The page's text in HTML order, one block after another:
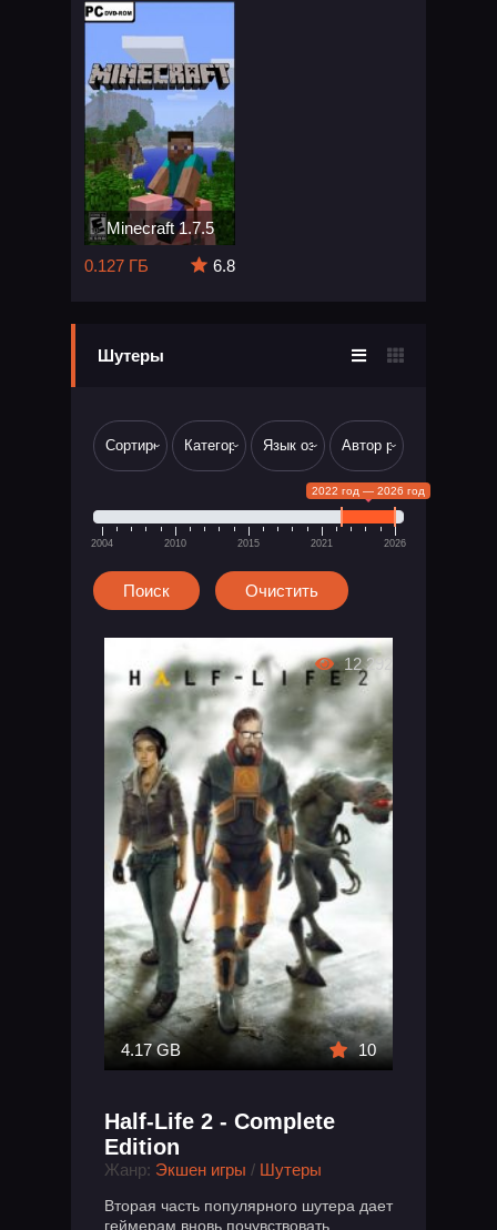
Minecraft 1.7.5
0.127 ГБ
6.8
Шутеры
2022 год — 2026 год
2004 2010 2015 2021 2026
4.17 GB 10
Half-Life 2 - Complete
Edition
Жанр: Экшен игры / Шутеры
Вторая часть популярного шутера дает
геймерам вновь почувствовать
12 292